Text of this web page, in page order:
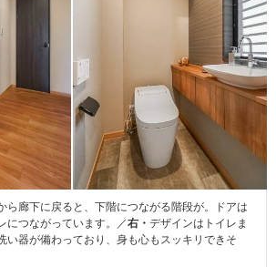
ら廊下に戻ると、下階につながる階段が。ドアは
につながっています。／右・ デザインはトイレま
い器が備わっており、身も心もスッキリできそ